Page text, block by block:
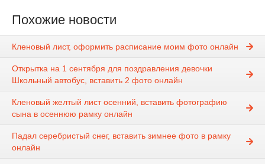
Похожие новости
Кленовый лист, оформить расписание моим фото онлайн
Открытка на 1 сентября для поздравления девочки
Школьный автобус, вставить 2 фото онлайн
Кленовый желтый лист осенний, вставить фотографию
сына в осеннюю рамку онлайн
Падал серебристый снег, вставить зимнее фото в рамку
онлайн